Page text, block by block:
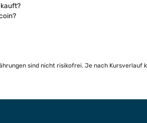
sind nicht risikofrei. Je nach Kursverlauf